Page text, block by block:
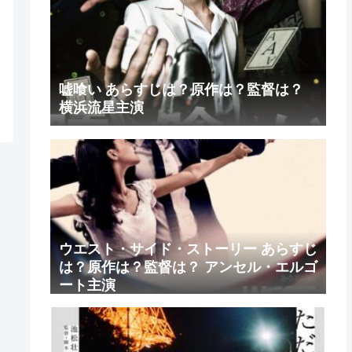
嘘喰い あらすじは？原作は？監督は？
横浜流星主演
ウエスト・サイド・ストーリー あらすじ
は？原作は？監督は？ アンセル・エルゴ
ート主演